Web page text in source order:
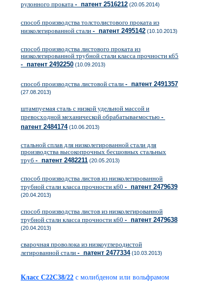
рулонного проката - патент 2516212 (20.05.2014)
способ производства толстолистового проката из
низколегированной стали - патент 2495142 (10.10.2013)
способ производства листового проката из
низколегированной трубной стали класса прочности к65
- патент 2492250 (10.09.2013)
способ производства листовой стали - патент 2491357
(27.08.2013)
штампуемая сталь с низкой удельной массой и
превосходной механической обрабатываемостью -
патент 2484174(10.06.2013)
стальной сплав для низколегированной стали для
производства высокопрочных бесшовных стальных
труб - патент 2482211 (20.05.2013)
способ производства листов из низколегированной
трубной стали класса прочности к60 - патент 2479639
(20.04.2013)
способ производства листов из низколегированной
трубной стали класса прочности к60 - патент 2479638
(20.04.2013)
сварочная проволока из низкоуглеродистой
легированной стали - патент 2477334(10.03.2013)
Класс C22C38/22 с молибденом или вольфрамом